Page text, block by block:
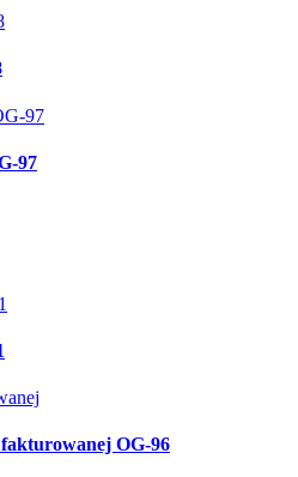
97
fakturowanej OG-96